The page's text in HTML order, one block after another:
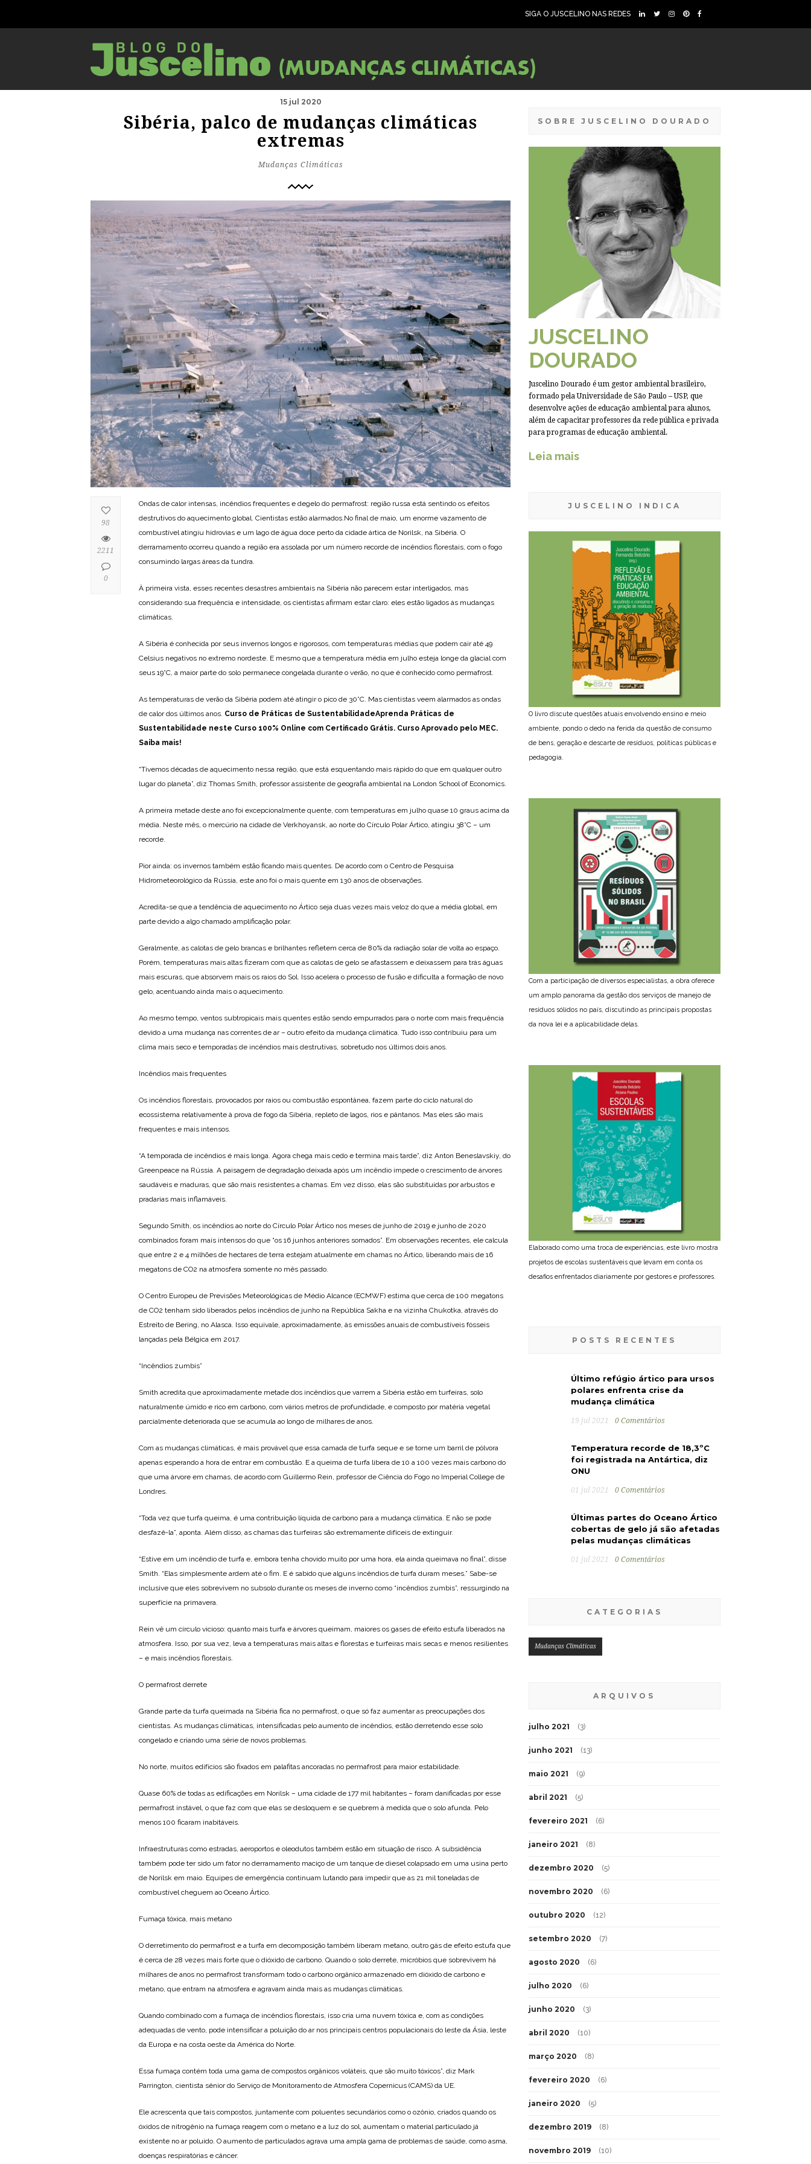
SIGA O JUSCELINO NAS REDES
15 jul 2020
Sibéria, palco de mudanças climáticas
extremas
Mudanças Climáticas
Ondas de calor intensas, incêndios frequentes e degelo do permafrost: região russa está sentindo os efeitos
destrutivos do aquecimento global. Cientistas estão alarmados.No final de maio, um enorme vazamento de
combustível atingiu hidrovias e um lago de água doce perto da cidade ártica de Norilsk, na Sibéria. O
derramamento ocorreu quando a região era assolada por um número recorde de incêndios florestais, com o fogo
consumindo largas áreas da tundra.
À primeira vista, esses recentes desastres ambientais na Sibéria não parecem estar interligados, mas
considerando sua frequência e intensidade, os cientistas afirmam estar claro: eles estão ligados às mudanças
climáticas.
A Sibéria é conhecida por seus invernos longos e rigorosos, com temperaturas médias que podem cair até 49
Celsius negativos no extremo nordeste. E mesmo que a temperatura média em julho esteja longe da glacial com
seus 19°C, a maior parte do solo permanece congelada durante o verão, no que é conhecido como permafrost.
As temperaturas de verão da Sibéria podem até atingir o pico de 30°C. Mas cientistas veem alarmados as ondas
de calor dos últimos anos. Curso de Práticas de SustentabilidadeAprenda Práticas de
Sustentabilidade neste Curso 100% Online com Certificado Grátis. Curso Aprovado pelo MEC.
Saiba mais!
“Tivemos décadas de aquecimento nessa região, que está esquentando mais rápido do que em qualquer outro
lugar do planeta”, diz Thomas Smith, professor assistente de geografia ambiental na London School of Economics.
A primeira metade deste ano foi excepcionalmente quente, com temperaturas em julho quase 10 graus acima da
média. Neste mês, o mercúrio na cidade de Verkhoyansk, ao norte do Círculo Polar Ártico, atingiu 38°C – um
recorde.
Pior ainda: os invernos também estão ficando mais quentes. De acordo com o Centro de Pesquisa
Hidrometeorológico da Rússia, este ano foi o mais quente em 130 anos de observações.
Acredita-se que a tendência de aquecimento no Ártico seja duas vezes mais veloz do que a média global, em
parte devido a algo chamado amplificação polar.
Geralmente, as calotas de gelo brancas e brilhantes refletem cerca de 80% da radiação solar de volta ao espaço.
Porém, temperaturas mais altas fizeram com que as calotas de gelo se afastassem e deixassem para trás águas
mais escuras, que absorvem mais os raios do Sol. Isso acelera o processo de fusão e dificulta a formação de novo
gelo, acentuando ainda mais o aquecimento.
Ao mesmo tempo, ventos subtropicais mais quentes estão sendo empurrados para o norte com mais frequência
devido a uma mudança nas correntes de ar – outro efeito da mudança climática. Tudo isso contribuiu para um
clima mais seco e temporadas de incêndios mais destrutivas, sobretudo nos últimos dois anos.
Incêndios mais frequentes
Os incêndios florestais, provocados por raios ou combustão espontânea, fazem parte do ciclo natural do
ecossistema relativamente à prova de fogo da Sibéria, repleto de lagos, rios e pântanos. Mas eles são mais
frequentes e mais intensos.
“A temporada de incêndios é mais longa. Agora chega mais cedo e termina mais tarde”, diz Anton Beneslavskiy, do
Greenpeace na Rússia. A paisagem de degradação deixada após um incêndio impede o crescimento de árvores
saudáveis e maduras, que são mais resistentes a chamas. Em vez disso, elas são substituídas por arbustos e
pradarias mais inflamáveis.
Segundo Smith, os incêndios ao norte do Círculo Polar Ártico nos meses de junho de 2019 e junho de 2020
combinados foram mais intensos do que “os 16 junhos anteriores somados”. Em observações recentes, ele calcula
que entre 2 e 4 milhões de hectares de terra estejam atualmente em chamas no Ártico, liberando mais de 16
megatons de CO2 na atmosfera somente no mês passado.
O Centro Europeu de Previsões Meteorológicas de Médio Alcance (ECMWF) estima que cerca de 100 megatons
de CO2 tenham sido liberados pelos incêndios de junho na República Sakha e na vizinha Chukotka, através do
Estreito de Bering, no Alasca. Isso equivale, aproximadamente, às emissões anuais de combustíveis fósseis
lançadas pela Bélgica em 2017.
“Incêndios zumbis”
Smith acredita que aproximadamente metade dos incêndios que varrem a Sibéria estão em turfeiras, solo
naturalmente úmido e rico em carbono, com vários metros de profundidade, e composto por matéria vegetal
parcialmente deteriorada que se acumula ao longo de milhares de anos.
Com as mudanças climáticas, é mais provável que essa camada de turfa seque e se torne um barril de pólvora
apenas esperando a hora de entrar em combustão. E a queima de turfa libera de 10 a 100 vezes mais carbono do
que uma árvore em chamas, de acordo com Guillermo Rein, professor de Ciência do Fogo no Imperial College de
Londres.
“Toda vez que turfa queima, é uma contribuição líquida de carbono para a mudança climática. E não se pode
desfazê-la”, aponta. Além disso, as chamas das turfeiras são extremamente difíceis de extinguir.
“Estive em um incêndio de turfa e, embora tenha chovido muito por uma hora, ela ainda queimava no final”, disse
Smith. “Elas simplesmente ardem até o fim. E é sabido que alguns incêndios de turfa duram meses.” Sabe-se
inclusive que eles sobrevivem no subsolo durante os meses de inverno como “incêndios zumbis”, ressurgindo na
superfície na primavera.
Rein vê um círculo vicioso: quanto mais turfa e árvores queimam, maiores os gases de efeito estufa liberados na
atmosfera. Isso, por sua vez, leva a temperaturas mais altas e florestas e turfeiras mais secas e menos resilientes
– e mais incêndios florestais.
O permafrost derrete
Grande parte da turfa queimada na Sibéria fica no permafrost, o que só faz aumentar as preocupações dos
cientistas. As mudanças climáticas, intensificadas pelo aumento de incêndios, estão derretendo esse solo
congelado e criando uma série de novos problemas.
No norte, muitos edifícios são fixados em palafitas ancoradas no permafrost para maior estabilidade.
Quase 60% de todas as edificações em Norilsk – uma cidade de 177 mil habitantes – foram danificadas por esse
permafrost instável, o que faz com que elas se desloquem e se quebrem à medida que o solo afunda. Pelo
menos 100 ficaram inabitáveis.
Infraestruturas como estradas, aeroportos e oleodutos também estão em situação de risco. A subsidência
também pode ter sido um fator no derramamento maciço de um tanque de diesel colapsado em uma usina perto
de Norilsk em maio. Equipes de emergência continuam lutando para impedir que as 21 mil toneladas de
combustível cheguem ao Oceano Ártico.
Fumaça tóxica, mais metano
O derretimento do permafrost e a turfa em decomposição também liberam metano, outro gás de efeito estufa que
é cerca de 28 vezes mais forte que o dióxido de carbono. Quando o solo derrete, micróbios que sobrevivem há
milhares de anos no permafrost transformam todo o carbono orgânico armazenado em dióxido de carbono e
metano, que entram na atmosfera e agravam ainda mais as mudanças climáticas.
Quando combinado com a fumaça de incêndios florestais, isso cria uma nuvem tóxica e, com as condições
adequadas de vento, pode intensificar a poluição do ar nos principais centros populacionais do leste da Ásia, leste
da Europa e na costa oeste da América do Norte.
Essa fumaça contém toda uma gama de compostos orgânicos voláteis, que são muito tóxicos”, diz Mark
Parrington, cientista sênior do Serviço de Monitoramento de Atmosfera Copernicus (CAMS) da UE.
Ele acrescenta que tais compostos, juntamente com poluentes secundários como o ozônio, criados quando os
óxidos de nitrogênio na fumaça reagem com o metano e a luz do sol, aumentam o material particulado já
existente no ar poluído. O aumento de particulados agrava uma ampla gama de problemas de saúde, como asma,
doenças respiratórias e câncer.
98
2211
0
SOBRE JUSCELINO DOURADO
JUSCELINO
DOURADO
Juscelino Dourado é um gestor ambiental brasileiro,
formado pela Universidade de São Paulo – USP, que
desenvolve ações de educação ambiental para alunos,
além de capacitar professores da rede pública e privada
para programas de educação ambiental.
Leia mais
JUSCELINO INDICA
O livro discute questões atuais envolvendo ensino e meio
ambiente, pondo o dedo na ferida da questão de consumo
de bens, geração e descarte de resíduos, políticas públicas e
pedagogia.
Com a participação de diversos especialistas, a obra oferece
um amplo panorama da gestão dos serviços de manejo de
resíduos sólidos no país, discutindo as principais propostas
da nova lei e a aplicabilidade delas.
Elaborado como uma troca de experiências, este livro mostra
projetos de escolas sustentáveis que levam em conta os
desafios enfrentados diariamente por gestores e professores.
POSTS RECENTES
Último refúgio ártico para ursos
polares enfrenta crise da
mudança climática
19 jul 2021 0 Comentários
Temperatura recorde de 18,3ºC
foi registrada na Antártica, diz
ONU
01 jul 2021 0 Comentários
Últimas partes do Oceano Ártico
cobertas de gelo já são afetadas
pelas mudanças climáticas
01 jul 2021 0 Comentários
CATEGORIAS
Mudanças Climáticas
ARQUIVOS
julho 2021 (3)
junho 2021 (13)
maio 2021 (9)
abril 2021 (5)
fevereiro 2021 (6)
janeiro 2021 (8)
dezembro 2020 (5)
novembro 2020 (6)
outubro 2020 (12)
setembro 2020 (7)
agosto 2020 (6)
julho 2020 (6)
junho 2020 (3)
abril 2020 (10)
março 2020 (8)
fevereiro 2020 (6)
janeiro 2020 (5)
dezembro 2019 (8)
novembro 2019 (10)